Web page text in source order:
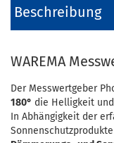
Beschreibung
WAREMA
Der Messwertgeber
180° die Helligkeit
In Abhängigkeit der